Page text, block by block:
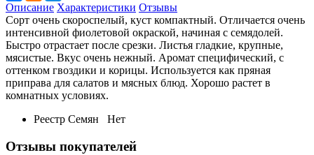
Описание Характеристики Отзывы
Сорт очень скороспелый, куст компактный. Отличается очень
интенсивной фиолетовой окраской, начиная с семядолей.
Быстро отрастает после срезки. Листья гладкие, крупные,
мясистые. Вкус очень нежный. Аромат специфический, с
оттенком гвоздики и корицы. Используется как пряная
приправа для салатов и мясных блюд. Хорошо растет в
комнатных условиях.
Реестр Семян
Нет
Отзывы покупателей